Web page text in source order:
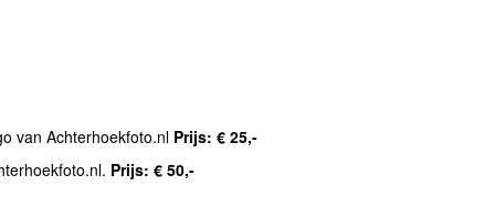
van Achterhoekfoto.nl Prijs: € 25,-
Prijs: € 50,-